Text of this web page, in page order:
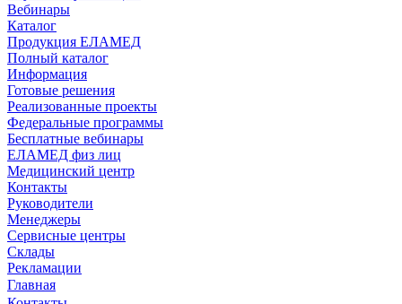
Вебинары
Каталог
Продукция ЕЛАМЕД
Полный каталог
Информация
Готовые решения
Реализованные проекты
Федеральные программы
Бесплатные вебинары
ЕЛАМЕД физ лиц
Медицинский центр
Контакты
Руководители
Менеджеры
Сервисные центры
Склады
Рекламации
Главная